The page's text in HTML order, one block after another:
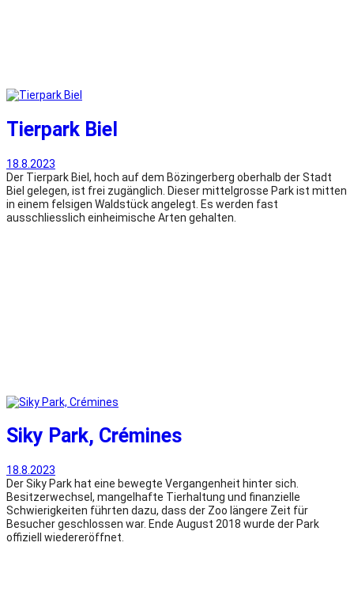
Tierpark Biel
18.8.2023
Der Tierpark Biel, hoch auf dem Bözingerberg oberhalb der Stadt
Biel gelegen, ist frei zugänglich. Dieser mittelgrosse Park ist mitten
in einem felsigen Waldstück angelegt. Es werden fast
ausschliesslich einheimische Arten gehalten.
Siky Park, Crémines
18.8.2023
Der Siky Park hat eine bewegte Vergangenheit hinter sich.
Besitzerwechsel, mangelhafte Tierhaltung und finanzielle
Schwierigkeiten führten dazu, dass der Zoo längere Zeit für
Besucher geschlossen war. Ende August 2018 wurde der Park
offiziell wiedereröffnet.